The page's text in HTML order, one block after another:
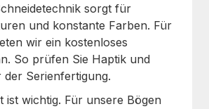
sorgt für
und konstante Farben. Für
wir ein kostenloses
So prüfen Sie Haptik und
Serienfertigung.
ist wichtig. Für unsere Bögen